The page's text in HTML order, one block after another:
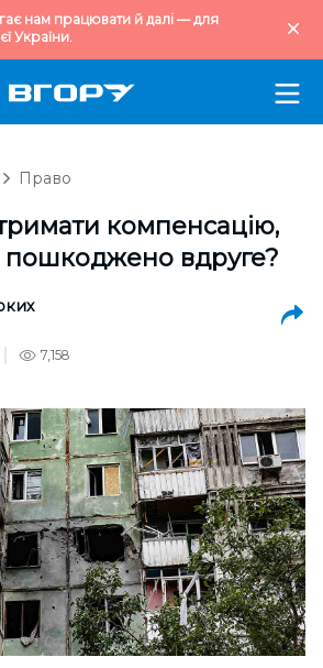
нам працювати й далі — для
України.
Право
компенсацію,
вдруге?
7,158